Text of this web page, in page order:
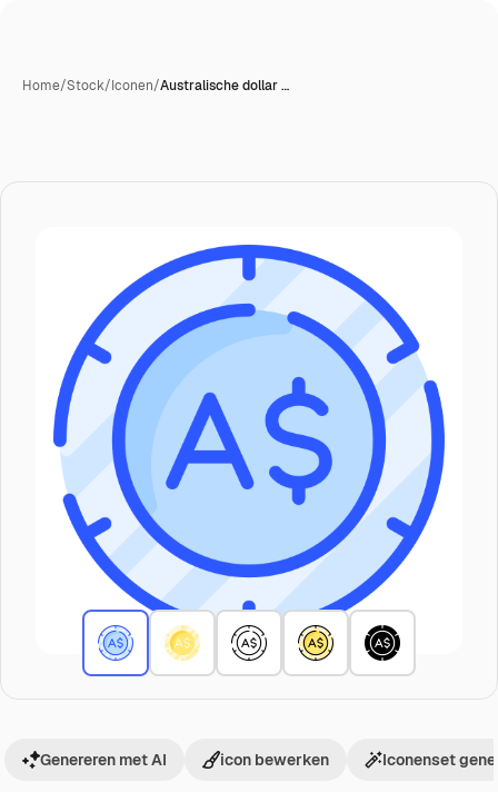
Home/Stock/Iconen/Australische dollar …
Genereren met AI icon bewerken Iconenset